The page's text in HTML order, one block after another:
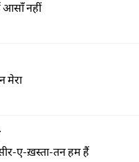
आसाँ नहीं
मेरा
ए-ख़स्ता-तन हम हैं